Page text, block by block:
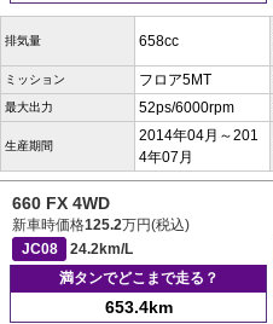
排気量 658cc
ミッション フロア5MT
最大出力 52ps/6000rpm
生産期間
2014年04月～201
4年07月
660 FX 4WD
新車時価格125.2万円(税込)
JC08
24.2km/L
満タンでどこまで走る？
653.4km